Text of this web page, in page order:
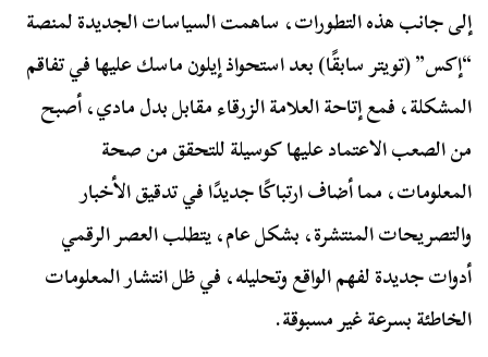
إلى جانب هذه التطورات، ساهمت السياسات الجديدة لمنصة
“إكس” (تويتر سابقًا) بعد استحواذ إيلون ماسك عليها في تفاقم
المشكلة، فمع إتاحة العلامة الزرقاء مقابل بدل مادي، أصبح
من الصعب الاعتماد عليها كوسيلة للتحقق من صحة
المعلومات، مما أضاف ارتباكًا جديدًا في تدقيق الأخبار
والتصريحات المنتشرة، بشكل عام، يتطلب العصر الرقمي
أدوات جديدة لفهم الواقع وتحليله، في ظل انتشار المعلومات
الخاطئة بسرعة غير مسبوقة.